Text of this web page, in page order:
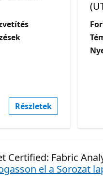
Részletek
Certified: Fabric
el a Sorozat